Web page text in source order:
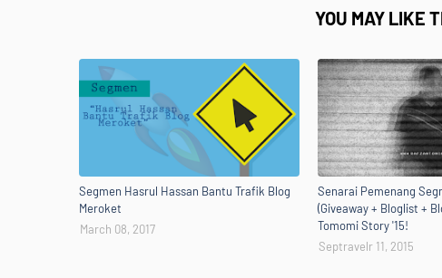
YOU MAY LIKE
Segmen Hasrul Hassan Bantu Trafik Blog
Meroket
March 08, 2017
Senarai Pemenang
(Giveaway + Bloglist +
Tomomi Story '15!
Septravelr 11, 2015